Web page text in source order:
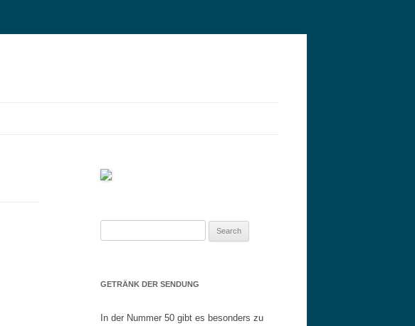
GETRÄNK DER SENDUNG
In der Nummer 50 gibt es besonders zu